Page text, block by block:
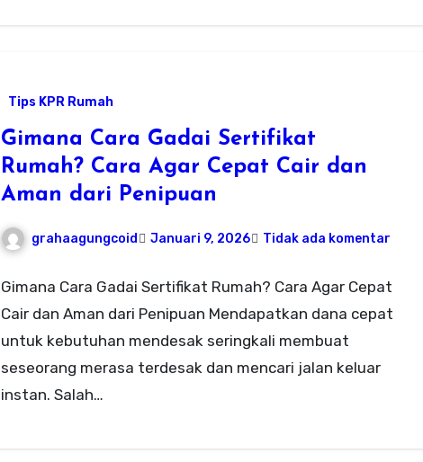
Tips KPR Rumah
Gimana Cara Gadai Sertifikat
Rumah? Cara Agar Cepat Cair dan
Aman dari Penipuan
grahaagungcoid Januari 9, 2026 Tidak ada komentar
Gimana Cara Gadai Sertifikat Rumah? Cara Agar Cepat
Cair dan Aman dari Penipuan Mendapatkan dana cepat
untuk kebutuhan mendesak seringkali membuat
seseorang merasa terdesak dan mencari jalan keluar
instan. Salah…